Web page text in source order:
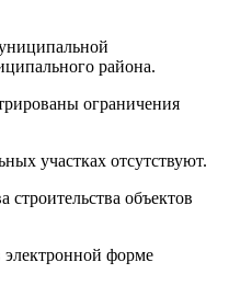
района.
ограничения
участках отсутствуют.
строительства объектов
форме